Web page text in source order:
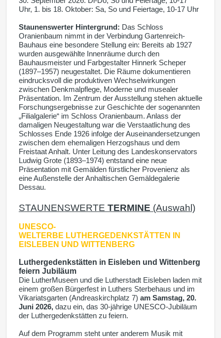
Uhr, 1. bis 18. Oktober: Sa, So und Feiertage, 10-17 Uhr
Staunenswerter Hintergrund: Das Schloss
Oranienbaum nimmt in der Verbindung Gartenreich-
Bauhaus eine besondere Stellung ein: Bereits ab 1927
wurden ausgewählte Innenräume durch den
Bauhausmeister und Farbgestalter Hinnerk Scheper
(1897–1957) neugestaltet. Die Räume dokumentieren
eindrucksvoll die produktiven Wechselwirkungen
zwischen Denkmalpflege, Moderne und musealer
Präsentation. Im Zentrum der Ausstellung stehen aktuelle
Forschungsergebnisse zur Geschichte der sogenannten
„Filialgalerie“ im Schloss Oranienbaum. Anlass der
damaligen Neugestaltung war die Verstaatlichung des
Schlosses Ende 1926 infolge der Auseinandersetzungen
zwischen dem ehemaligen Herzogshaus und dem
Freistaat Anhalt. Unter Leitung des Landeskonservators
Ludwig Grote (1893–1974) entstand eine neue
Präsentation mit Gemälden fürstlicher Provenienz als
eine Außenstelle der Anhaltischen Gemäldegalerie
Dessau.
STAUNENSWERTE TERMINE (Auswahl)
UNESCO-
WELTERBE LUTHERGEDENKSTÄTTEN IN
EISLEBEN UND WITTENBERG
Luthergedenkstätten in Eisleben und Wittenberg
feiern Jubiläum
Die LutherMuseen und die Lutherstadt Eisleben laden mit
einem großen Bürgerfest in Luthers Sterbehaus und im
Vikariatsgarten (Andreaskirchplatz 7) am Samstag, 20.
Juni 2026, dazu ein, das 30-jährige UNESCO-Jubiläum
der Luthergedenkstätten zu feiern.
Auf dem Programm steht unter anderem Musik mit